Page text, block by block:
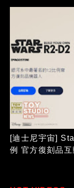
[迪士尼宇宙]
例 官方復刻品互